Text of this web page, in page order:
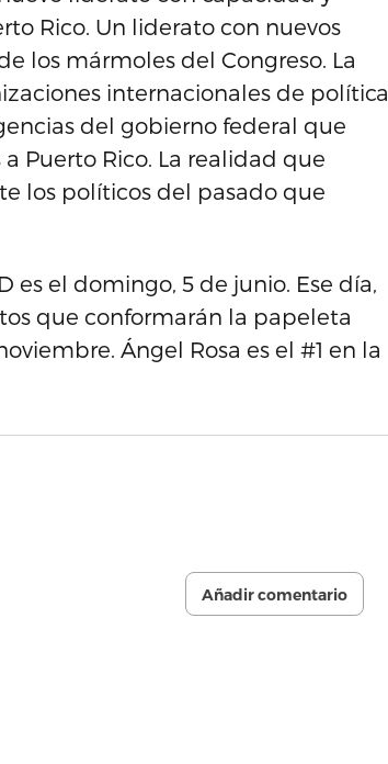
Rico. Un liderato con nuevos
los mármoles del Congreso. La
internacionales de política
del gobierno federal que
Puerto Rico. La realidad que
los políticos del pasado que
es el domingo, 5 de junio. Ese día,
que conformarán la papeleta
Ángel Rosa es el #1 en la
Añadir comentario